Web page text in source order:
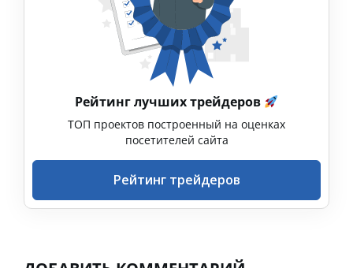
Рейтинг лучших трейдеров
ТОП проектов построенный на оценках
посетителей сайта
Рейтинг трейдеров